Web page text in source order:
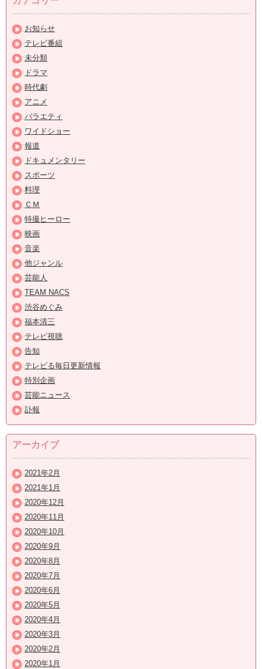
お知らせ
テレビ番組
未分類
ドラマ
時代劇
アニメ
バラエティ
ワイドショー
報道
ドキュメンタリー
スポーツ
料理
ＣＭ
特撮ヒーロー
映画
音楽
他ジャンル
芸能人
TEAM NACS
渋谷めぐみ
福本清三
テレビ視聴
告知
テレビる毎日更新情報
特別企画
芸能ニュース
訃報
アーカイブ
2021年2月
2021年1月
2020年12月
2020年11月
2020年10月
2020年9月
2020年8月
2020年7月
2020年6月
2020年5月
2020年4月
2020年3月
2020年2月
2020年1月